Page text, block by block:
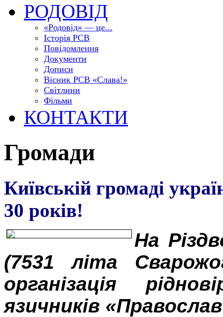
РОДОВІД
«Родовід» — це...
Історія РСВ
Повідомлення
Документи
Дописи
Вісник РСВ «Слава!»
Світлини
Фільми
КОНТАКТИ
Громади
Київській громаді
30 років!
На
(7531 літа
організація
язичників